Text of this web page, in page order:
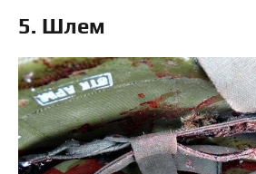
5. Шлем